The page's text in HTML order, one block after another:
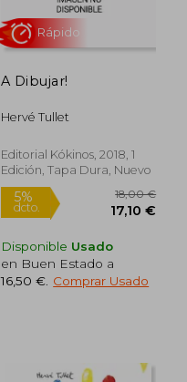
5%
A Dibujar!
Hervé Tullet
Editorial Kókinos, 2018, 1
Edición, Tapa Dura, Nuevo
Disponible Usado
en Buen Estado a
16,50 € Comprar Usado